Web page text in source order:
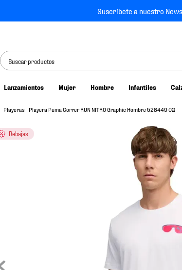
Suscríbete a nuestro
Buscar productos
Lanzamientos Mujer Hombre Infantiles
Playeras Playera Puma Correr RUN NITRO Graphic Hombre 528449 02
Rebajas